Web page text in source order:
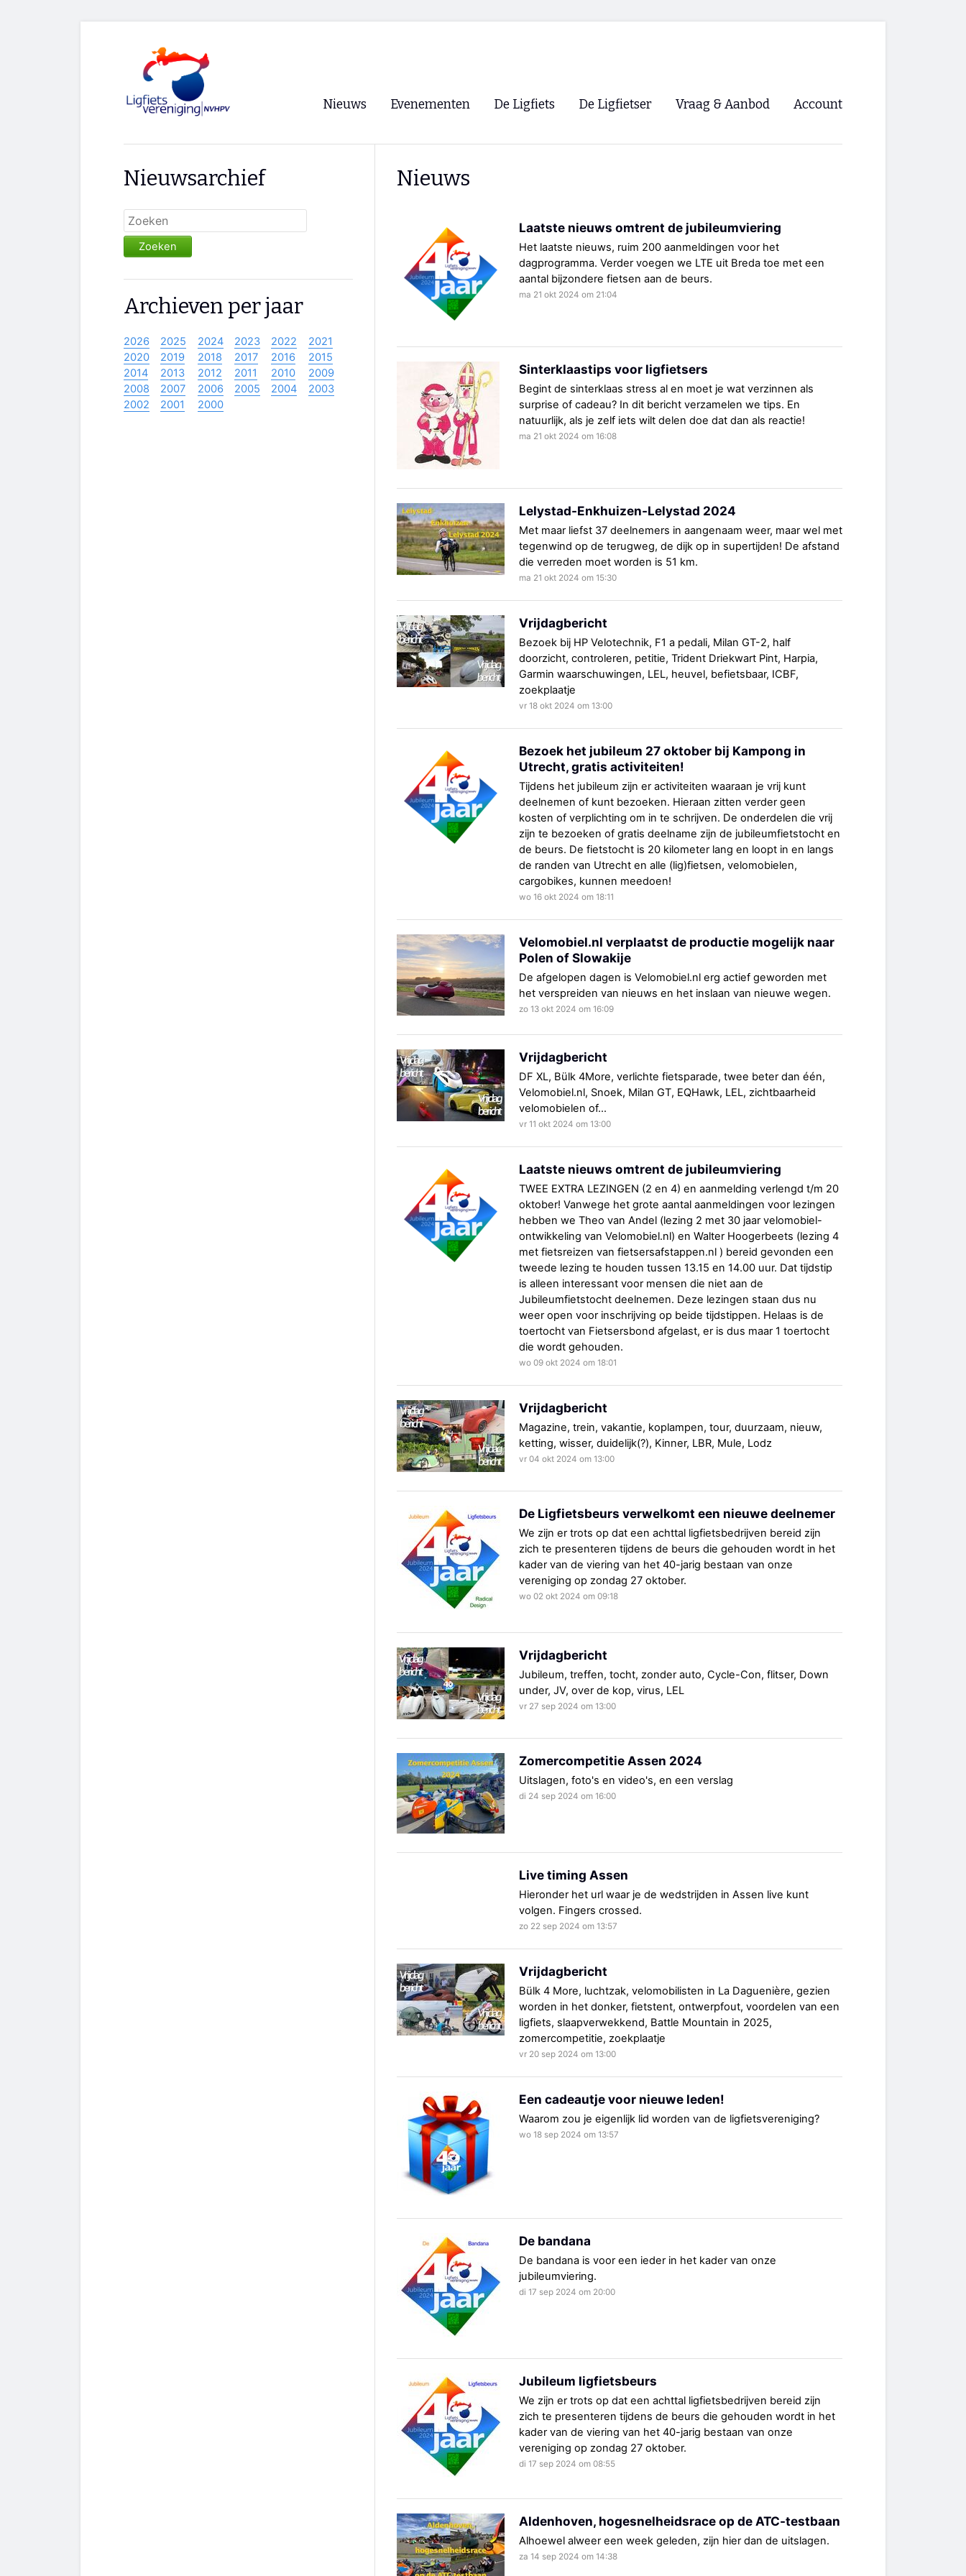
Nieuws Evenementen
Paastreffen
CycleVision
Oliebollentocht
De Ligfiets De Ligfietser
Lokale Fietsverenigingen
EHPVA & EuSupino 🡺
Vraag & Aanbod Account
Nieuws
Laatste nieuws omtrent de jubileumviering
Het laatste nieuws, ruim 200 aanmeldingen voor het
dagprogramma. Verder voegen we LTE uit Breda toe met een
aantal bijzondere fietsen aan de beurs.
ma 21 okt 2024 om 21:04
Sinterklaastips voor ligfietsers
Begint de sinterklaas stress al en moet je wat verzinnen als
surprise of cadeau? In dit bericht verzamelen we tips. En
natuurlijk, als je zelf iets wilt delen doe dat dan als reactie!
ma 21 okt 2024 om 16:08
Lelystad-Enkhuizen-Lelystad 2024
Met maar liefst 37 deelnemers in aangenaam weer, maar wel met
tegenwind op de terugweg, de dijk op in supertijden! De afstand
die verreden moet worden is 51 km.
ma 21 okt 2024 om 15:30
Vrijdagbericht
Bezoek bij HP Velotechnik, F1 a pedali, Milan GT-2, half
doorzicht, controleren, petitie, Trident Driekwart Pint, Harpia,
Garmin waarschuwingen, LEL, heuvel, befietsbaar, ICBF,
zoekplaatje
vr 18 okt 2024 om 13:00
Bezoek het jubileum 27 oktober bij Kampong in
Utrecht, gratis activiteiten!
Tijdens het jubileum zijn er activiteiten waaraan je vrij kunt
deelnemen of kunt bezoeken. Hieraan zitten verder geen
kosten of verplichting om in te schrijven. De onderdelen die vrij
zijn te bezoeken of gratis deelname zijn de jubileumfietstocht en
de beurs. De fietstocht is 20 kilometer lang en loopt in en langs
de randen van Utrecht en alle (lig)fietsen, velomobielen,
cargobikes, kunnen meedoen!
wo 16 okt 2024 om 18:11
Velomobiel.nl verplaatst de productie mogelijk naar
Polen of Slowakije
De afgelopen dagen is Velomobiel.nl erg actief geworden met
het verspreiden van nieuws en het inslaan van nieuwe wegen.
zo 13 okt 2024 om 16:09
Vrijdagbericht
DF XL, Bülk 4More, verlichte fietsparade, twee beter dan één,
Velomobiel.nl, Snoek, Milan GT, EQHawk, LEL, zichtbaarheid
velomobielen of…
vr 11 okt 2024 om 13:00
Laatste nieuws omtrent de jubileumviering
TWEE EXTRA LEZINGEN (2 en 4) en aanmelding verlengd t/m 20
oktober! Vanwege het grote aantal aanmeldingen voor lezingen
hebben we Theo van Andel (lezing 2 met 30 jaar velomobiel-
ontwikkeling van Velomobiel.nl) en Walter Hoogerbeets (lezing 4
met fietsreizen van fietsersafstappen.nl ) bereid gevonden een
tweede lezing te houden tussen 13.15 en 14.00 uur. Dat tijdstip
is alleen interessant voor mensen die niet aan de
Jubileumfietstocht deelnemen. Deze lezingen staan dus nu
weer open voor inschrijving op beide tijdstippen. Helaas is de
toertocht van Fietsersbond afgelast, er is dus maar 1 toertocht
die wordt gehouden.
wo 09 okt 2024 om 18:01
Vrijdagbericht
Magazine, trein, vakantie, koplampen, tour, duurzaam, nieuw,
ketting, wisser, duidelijk(?), Kinner, LBR, Mule, Lodz
vr 04 okt 2024 om 13:00
De Ligfietsbeurs verwelkomt een nieuwe deelnemer
We zijn er trots op dat een achttal ligfietsbedrijven bereid zijn
zich te presenteren tijdens de beurs die gehouden wordt in het
kader van de viering van het 40-jarig bestaan van onze
vereniging op zondag 27 oktober.
wo 02 okt 2024 om 09:18
Vrijdagbericht
Jubileum, treffen, tocht, zonder auto, Cycle-Con, flitser, Down
under, JV, over de kop, virus, LEL
vr 27 sep 2024 om 13:00
Zomercompetitie Assen 2024
Uitslagen, foto's en video's, en een verslag
di 24 sep 2024 om 16:00
Live timing Assen
Hieronder het url waar je de wedstrijden in Assen live kunt
volgen. Fingers crossed.
zo 22 sep 2024 om 13:57
Vrijdagbericht
Bülk 4 More, luchtzak, velomobilisten in La Daguenière, gezien
worden in het donker, fietstent, ontwerpfout, voordelen van een
ligfiets, slaapverwekkend, Battle Mountain in 2025,
zomercompetitie, zoekplaatje
vr 20 sep 2024 om 13:00
Een cadeautje voor nieuwe leden!
Waarom zou je eigenlijk lid worden van de ligfietsvereniging?
wo 18 sep 2024 om 13:57
De bandana
De bandana is voor een ieder in het kader van onze
jubileumviering.
di 17 sep 2024 om 20:00
Jubileum ligfietsbeurs
We zijn er trots op dat een achttal ligfietsbedrijven bereid zijn
zich te presenteren tijdens de beurs die gehouden wordt in het
kader van de viering van het 40-jarig bestaan van onze
vereniging op zondag 27 oktober.
di 17 sep 2024 om 08:55
Aldenhoven, hogesnelheidsrace op de ATC-testbaan
Alhoewel alweer een week geleden, zijn hier dan de uitslagen.
za 14 sep 2024 om 14:38
Nieuwsarchief
Zoeken
Archieven per jaar
2026 2025 2024 2023 2022
2021
2020
2019 2018 2017 2016
2015
2014
2013 2012 2011 2010
2009
2008
2007 2006 2005 2004
2003
2002
2001 2000